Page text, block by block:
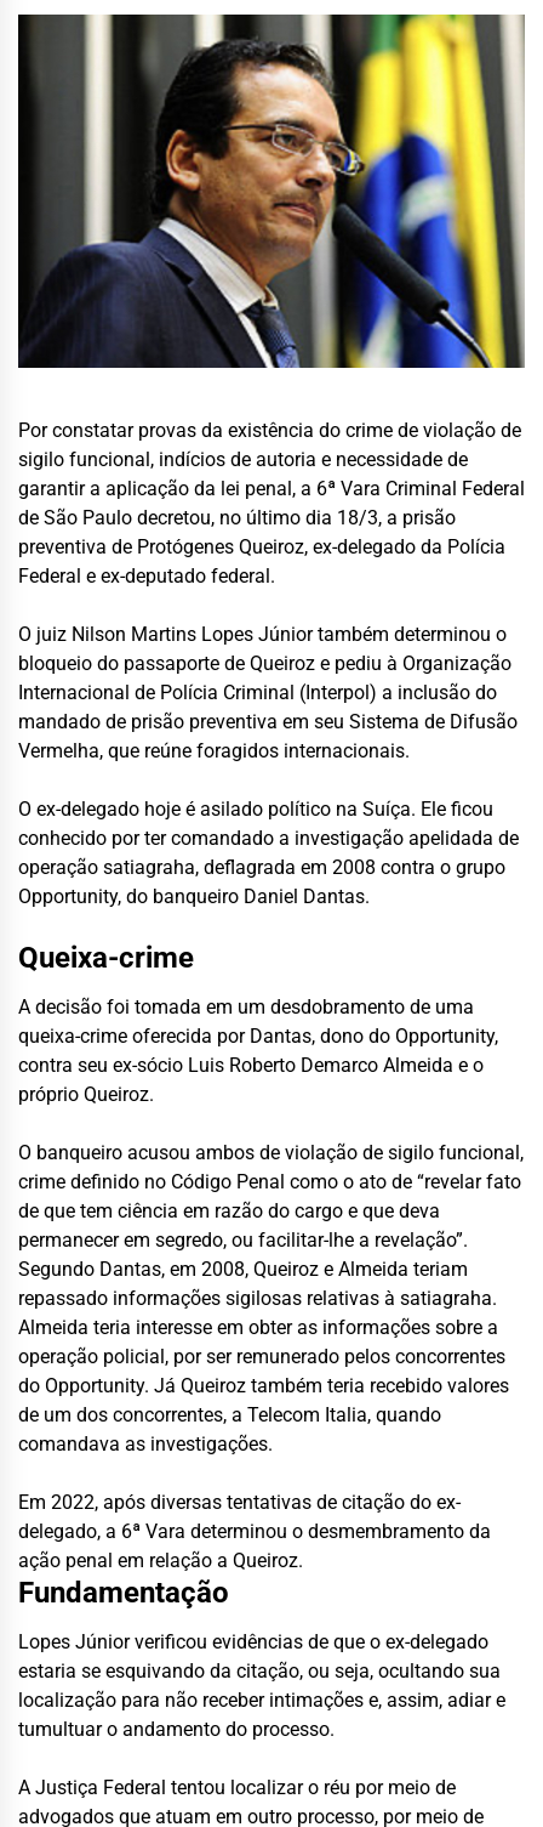
Por constatar provas da existência do crime de violação de
sigilo funcional, indícios de autoria e necessidade de
garantir a aplicação da lei penal, a 6ª Vara Criminal Federal
de São Paulo decretou, no último dia 18/3, a prisão
preventiva de Protógenes Queiroz, ex-delegado da Polícia
Federal e ex-deputado federal.
O juiz Nilson Martins Lopes Júnior também determinou o
bloqueio do passaporte de Queiroz e pediu à Organização
Internacional de Polícia Criminal (Interpol) a inclusão do
mandado de prisão preventiva em seu Sistema de Difusão
Vermelha, que reúne foragidos internacionais.
O ex-delegado hoje é asilado político na Suíça. Ele ficou
conhecido por ter comandado a investigação apelidada de
operação satiagraha, deflagrada em 2008 contra o grupo
Opportunity, do banqueiro Daniel Dantas.
Queixa-crime
A decisão foi tomada em um desdobramento de uma
queixa-crime oferecida por Dantas, dono do Opportunity,
contra seu ex-sócio Luis Roberto Demarco Almeida e o
próprio Queiroz.
O banqueiro acusou ambos de violação de sigilo funcional,
crime definido no Código Penal como o ato de “revelar fato
de que tem ciência em razão do cargo e que deva
permanecer em segredo, ou facilitar-lhe a revelação”.
Segundo Dantas, em 2008, Queiroz e Almeida teriam
repassado informações sigilosas relativas à satiagraha.
Almeida teria interesse em obter as informações sobre a
operação policial, por ser remunerado pelos concorrentes
do Opportunity. Já Queiroz também teria recebido valores
de um dos concorrentes, a Telecom Italia, quando
comandava as investigações.
Em 2022, após diversas tentativas de citação do ex-
delegado, a 6ª Vara determinou o desmembramento da
ação penal em relação a Queiroz.
Fundamentação
Lopes Júnior verificou evidências de que o ex-delegado
estaria se esquivando da citação, ou seja, ocultando sua
localização para não receber intimações e, assim, adiar e
tumultuar o andamento do processo.
A Justiça Federal tentou localizar o réu por meio de
advogados que atuam em outro processo, por meio de